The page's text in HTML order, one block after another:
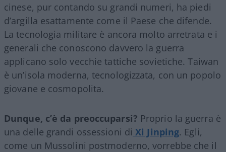
cinese, pur contando su grandi numeri, ha piedi
d’argilla esattamente come il Paese che difende.
La tecnologia militare è ancora molto arretrata e i
generali che conoscono davvero la guerra
applicano solo vecchie tattiche sovietiche. Taiwan
è un’isola moderna, tecnologizzata, con un popolo
giovane e cosmopolita.
Dunque, c’è da preoccuparsi? Proprio la guerra è
una delle grandi ossessioni di Xi Jinping. Egli,
come un Mussolini postmoderno, vorrebbe che il